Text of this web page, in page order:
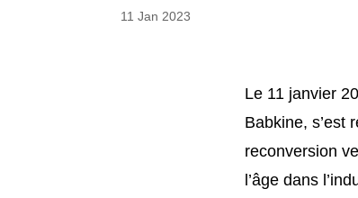
11 Jan 2023
Le 11 janvier
Babkine, s’est
reconversion
l’âge dans